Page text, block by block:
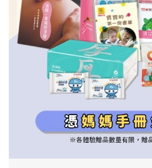
信誼基金會
2022信誼年度報告
2023信誼年度報告
2024信誼年度報告